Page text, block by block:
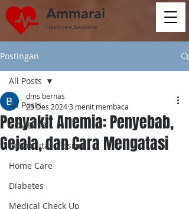
Ammarai
Healthcare Assistance
Postingan
All Posts
COVID-19
Rehabilitasi Pasien
Home Care
Diabetes
Medical Check Up
All Posts
Penyakit Anemia: Penyebab,
Gejala, dan Cara Mengatasi
dms bernas
23 Des 20243 menit membaca